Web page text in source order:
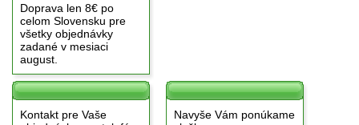
Doprava len 8€ po
celom Slovensku pre
všetky objednávky
zadané v mesiaci
august.
Kontakt pre Vaše
Navyše Vám ponúkame